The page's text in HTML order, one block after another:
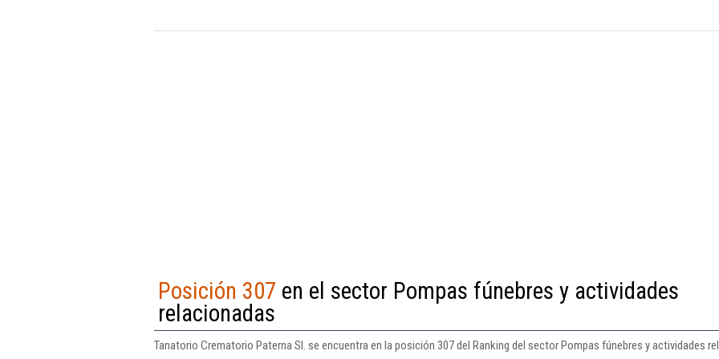
Posición 307 en el sector Pompas fúnebres y actividades
relacionadas
Tanatorio Crematorio Paterna Sl. se encuentra en la posición 307 del Ranking del sector Pompas fúnebres y actividades